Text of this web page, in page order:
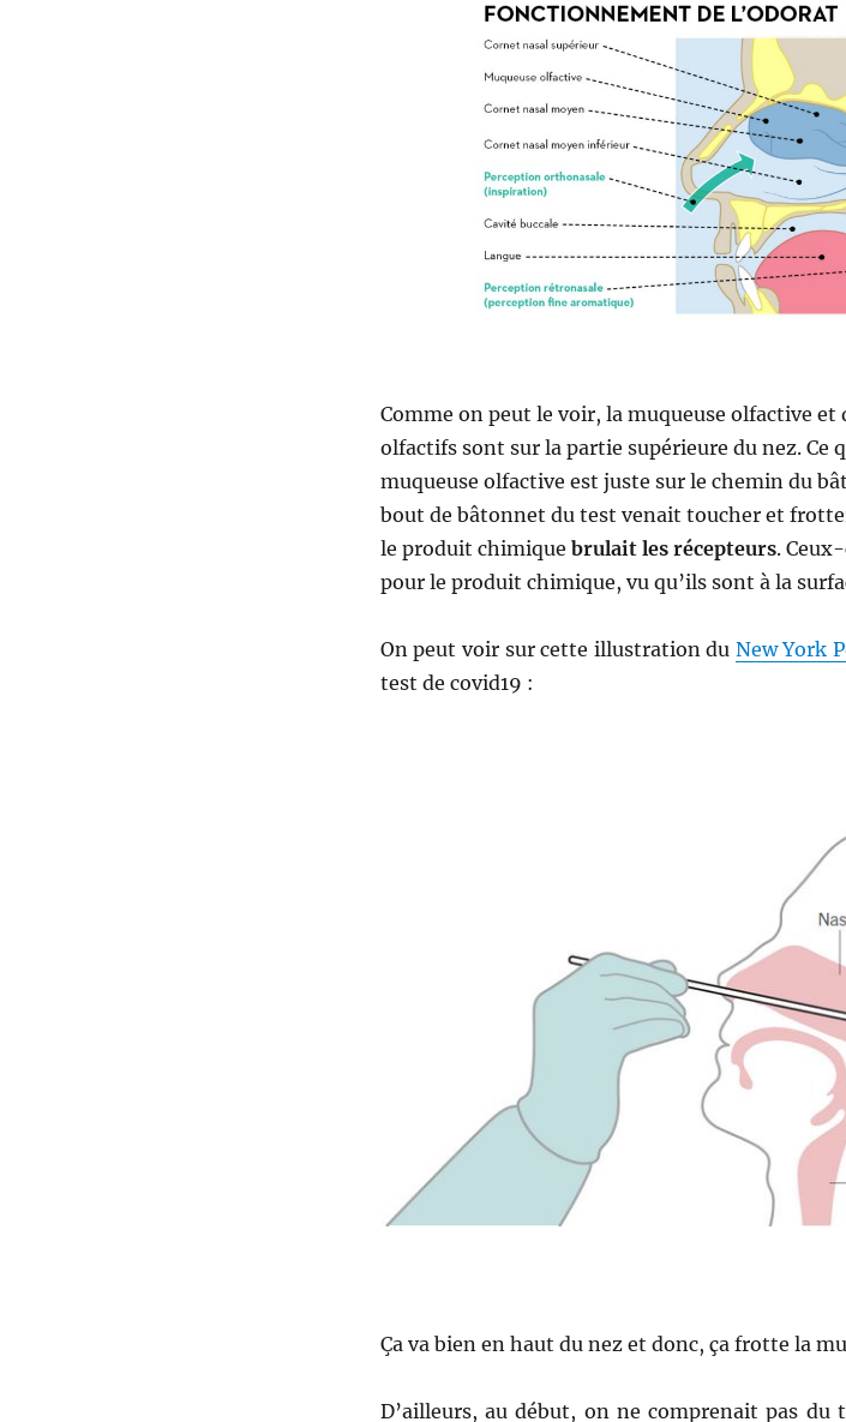
Comme on peut le voir, la muqueuse olfactive et
olfactifs sont sur la partie supérieure du nez. Ce
muqueuse olfactive est juste sur le chemin du
bout de bâtonnet du test venait toucher et
le produit chimique brulait les récepteurs.
pour le produit chimique, vu qu’ils sont à la
On peut voir sur cette illustration du New York
test de covid19 :
Ça va bien en haut du nez et donc, ça frotte la
D’ailleurs, au début, on ne comprenait pas